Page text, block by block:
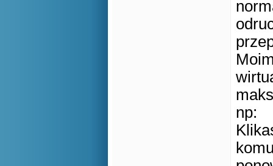
np: